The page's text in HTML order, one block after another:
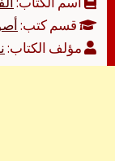
قسم كتب:
مؤلف الكتاب: